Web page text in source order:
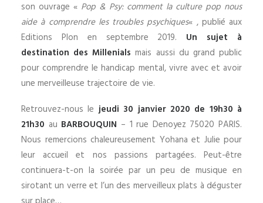
son ouvrage « Pop & Psy: comment la culture pop nous
aide à comprendre les troubles psychiques« , publié aux
Editions Plon en septembre 2019. Un sujet à
destination des Millenials mais aussi du grand public
pour comprendre le handicap mental, vivre avec et avoir
une merveilleuse trajectoire de vie.
Retrouvez-nous lejeudi 30 janvier 2020 de 19h30 à
21h30 au BARBOUQUIN – 1 rue Denoyez 75020 PARIS.
Nous remercions chaleureusement Yohana et Julie pour
leur accueil et nos passions partagées. Peut-être
continuera-t-on la soirée par un peu de musique en
sirotant un verre et l’un des merveilleux plats à déguster